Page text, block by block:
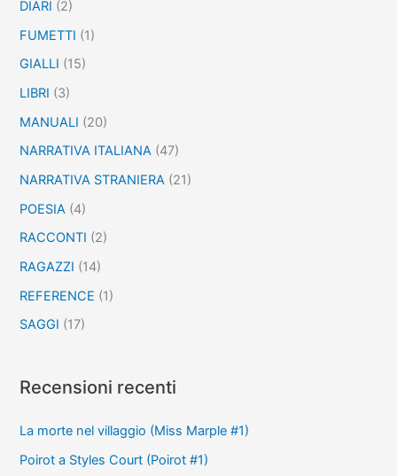
DIARI (2)
FUMETTI (1)
GIALLI (15)
LIBRI (3)
MANUALI (20)
NARRATIVA ITALIANA (47)
NARRATIVA STRANIERA (21)
POESIA (4)
RACCONTI (2)
RAGAZZI (14)
REFERENCE (1)
SAGGI (17)
Recensioni recenti
La morte nel villaggio (Miss Marple #1)
Poirot a Styles Court (Poirot #1)